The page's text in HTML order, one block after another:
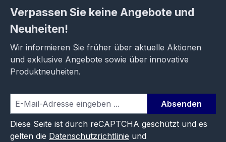
Verpassen Sie keine Angebote und
Neuheiten!
Wir informieren Sie früher über aktuelle Aktionen
und exklusive Angebote sowie über innovative
Produktneuheiten.
Absenden
Diese Seite ist durch reCAPTCHA geschützt und es
gelten die Datenschutzrichtlinie und